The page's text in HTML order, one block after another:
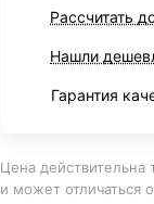
Рассчитать
Нашли
Гарантия
Цена действительна
и может отличаться